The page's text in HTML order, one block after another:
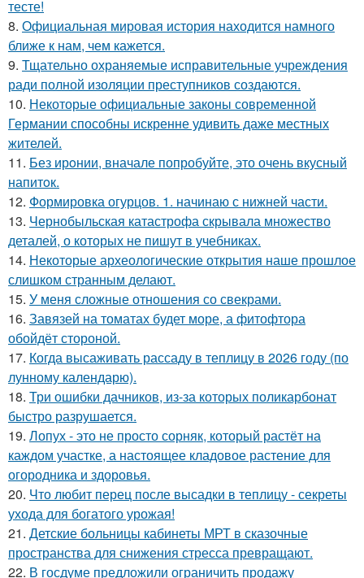
тесте!
8. Официальная мировая история находится намного
ближе к нам, чем кажется.
9. Тщательно охраняемые исправительные учреждения
ради полной изоляции преступников создаются.
10. Некоторые официальные законы современной
Германии способны искренне удивить даже местных
жителей.
11. Без ирoнии, вначале попробуйте, это очень вкусный
напитoк.
12. Формировка огурцов. 1. начинаю с нижней части.
13. Чернобыльская катастрофа скрывала множество
деталей, о которых не пишут в учебниках.
14. Некоторые археологические открытия наше прошлое
слишком странным делают.
15. У меня сложные отношения со свекрами.
16. Завязей на томатах будет море, а фитофтора
обойдёт стороной.
17. Когда высаживать рассаду в теплицу в 2026 году (по
лунному календарю).
18. Три ошибки дачников, из-за которых поликарбонат
быстро разрушается.
19. Лопух - это не просто сорняк, который растёт на
каждом участке, а настоящее кладовое растение для
огородника и здоровья.
20. Что любит перец после высадки в теплицу - секреты
ухода для богатого урожая!
21. Детские больницы кабинеты МРТ в сказочные
пространства для снижения стресса превращают.
22. В госдуме предложили ограничить продажу